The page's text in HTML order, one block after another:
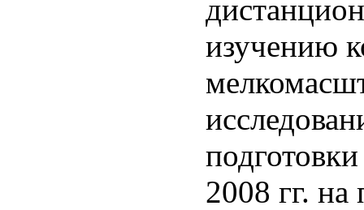
изучению
2008 гг. на